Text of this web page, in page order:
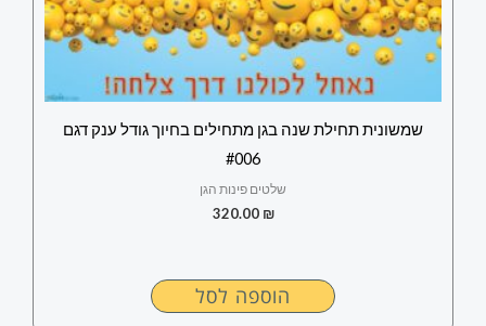
שמשונית תחילת שנה בגן מתחילים בחיוך גודל ענק דגם
#006
שלטים פינות הגן
320.00 ₪
הוספה לסל